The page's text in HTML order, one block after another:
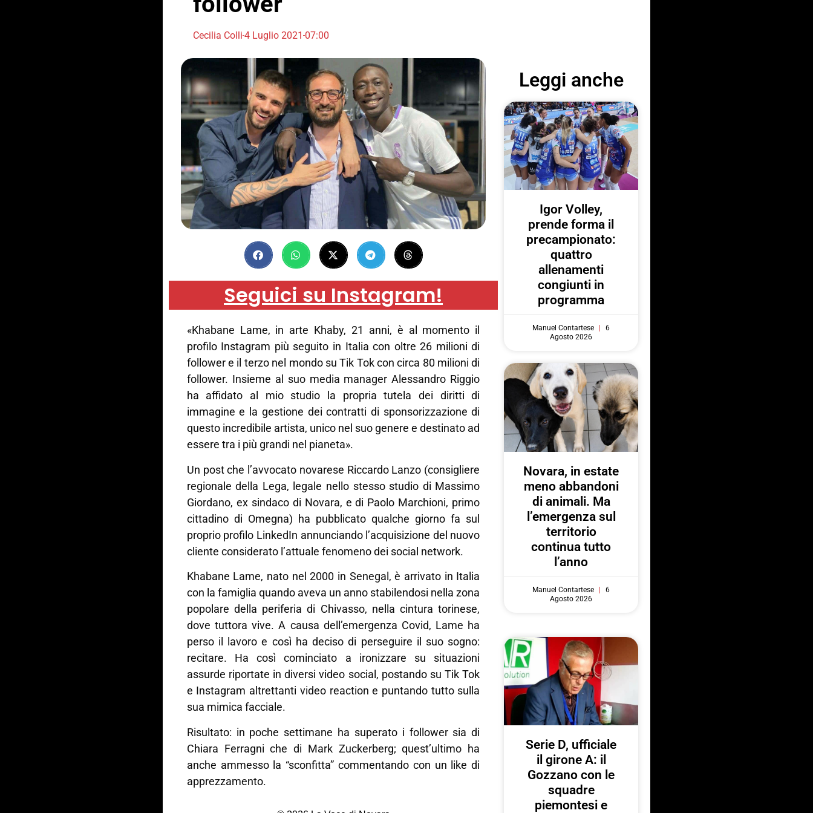
Cecilia Colli4 Luglio 2021 07:00
Seguici su Instagram!
«Khabane Lame, in arte Khaby, 21 anni, è al momento il
profilo Instagram più seguito in Italia con oltre 26 milioni di
follower e il terzo nel mondo su Tik Tok con circa 80 milioni di
follower. Insieme al suo media manager Alessandro Riggio
ha affidato al mio studio la propria tutela dei diritti di
immagine e la gestione dei contratti di sponsorizzazione di
questo incredibile artista, unico nel suo genere e destinato ad
essere tra i più grandi nel pianeta».
Un post che l’avvocato novarese Riccardo Lanzo (consigliere
regionale della Lega, legale nello stesso studio di Massimo
Giordano, ex sindaco di Novara, e di Paolo Marchioni, primo
cittadino di Omegna) ha pubblicato qualche giorno fa sul
proprio profilo LinkedIn annunciando l’acquisizione del nuovo
cliente considerato l’attuale fenomeno dei social network.
Khabane Lame, nato nel 2000 in Senegal, è arrivato in Italia
con la famiglia quando aveva un anno stabilendosi nella zona
popolare della periferia di Chivasso, nella cintura torinese,
dove tuttora vive. A causa dell’emergenza Covid, Lame ha
perso il lavoro e così ha deciso di perseguire il suo sogno:
recitare. Ha così cominciato a ironizzare su situazioni
assurde riportate in diversi video social, postando su Tik Tok
e Instagram altrettanti video reaction e puntando tutto sulla
sua mimica facciale.
Risultato: in poche settimane ha superato i follower sia di
Chiara Ferragni che di Mark Zuckerberg; quest’ultimo ha
anche ammesso la “sconfitta” commentando con un like di
apprezzamento.
Leggi anche
Igor Volley,
prende forma il
precampionato:
quattro
allenamenti
congiunti in
programma
Manuel Contartese
6
Agosto 2026
Novara, in estate
meno abbandoni
di animali. Ma
l’emergenza sul
territorio
continua tutto
l’anno
Manuel Contartese
6
Agosto 2026
Serie D, ufficiale
il girone A: il
Gozzano con le
squadre
piemontesi e